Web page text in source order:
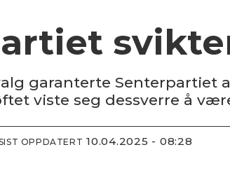
garanterte Senterpartiet
viste seg dessverre å
OPPDATERT 10.04.2025 - 08:28